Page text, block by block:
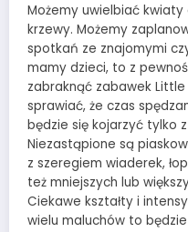
Możemy uwielbiać
krzewy. Możemy
spotkań ze znajomymi
mamy dzieci, to z
zabraknąć zabawek Little
sprawiać, że czas
będzie się kojarzyć tylko
Niezastąpione są
z szeregiem wiaderek,
też mniejszych lub
Ciekawe kształty i
wielu maluchów to